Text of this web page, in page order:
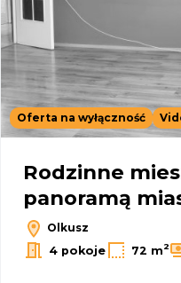
Oferta na wyłączność
Rodzinne
panoramą
Olkusz
4 pokoje
72 m2